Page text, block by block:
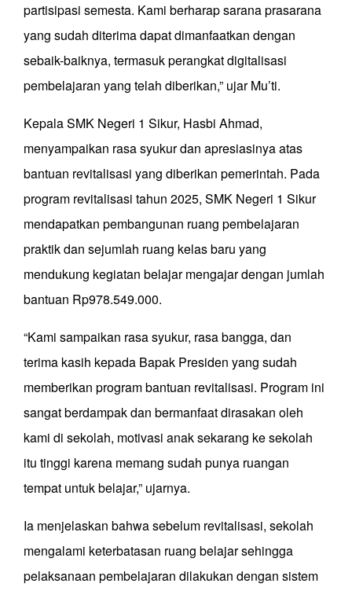
partisipasi semesta. Kami berharap sarana prasarana
yang sudah diterima dapat dimanfaatkan dengan
sebaik-baiknya, termasuk perangkat digitalisasi
pembelajaran yang telah diberikan,” ujar Mu’ti.
Kepala SMK Negeri 1 Sikur, Hasbi Ahmad,
menyampaikan rasa syukur dan apresiasinya atas
bantuan revitalisasi yang diberikan pemerintah. Pada
program revitalisasi tahun 2025, SMK Negeri 1 Sikur
mendapatkan pembangunan ruang pembelajaran
praktik dan sejumlah ruang kelas baru yang
mendukung kegiatan belajar mengajar dengan jumlah
bantuan Rp978.549.000.
“Kami sampaikan rasa syukur, rasa bangga, dan
terima kasih kepada Bapak Presiden yang sudah
memberikan program bantuan revitalisasi. Program ini
sangat berdampak dan bermanfaat dirasakan oleh
kami di sekolah, motivasi anak sekarang ke sekolah
itu tinggi karena memang sudah punya ruangan
tempat untuk belajar,” ujarnya.
Ia menjelaskan bahwa sebelum revitalisasi, sekolah
mengalami keterbatasan ruang belajar sehingga
pelaksanaan pembelajaran dilakukan dengan sistem